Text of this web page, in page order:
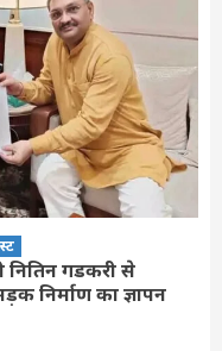
नितिन गडकरी से
निर्माण का ज्ञापन